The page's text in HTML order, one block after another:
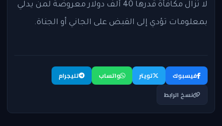
لا تزال مكافأة قدرها 40 ألف دولار معروضة لمن يدلي
بمعلومات تؤدي إلى القبض على الجاني أو الجناة.
فيسبوك تويتر واتساب
تليجرام
نسخ الرابط